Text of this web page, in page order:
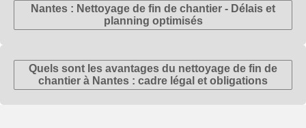
Nantes : Nettoyage de fin de chantier - Délais et
planning optimisés
Quels sont les avantages du nettoyage de fin de
chantier à Nantes : cadre légal et obligations